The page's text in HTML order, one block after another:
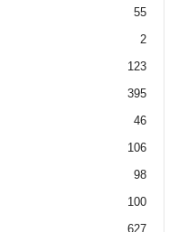
55
2
123
395
46
106
98
100
627